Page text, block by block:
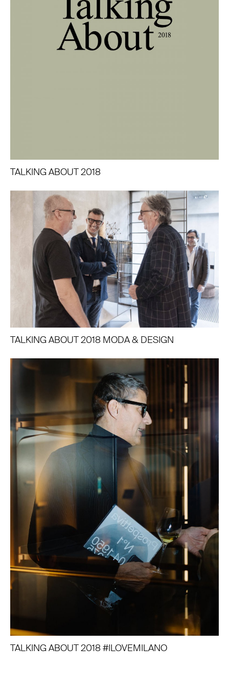
TALKING ABOUT 2018
TALKING ABOUT 2018 MODA & DESIGN
TALKING ABOUT 2018 #ILOVEMILANO